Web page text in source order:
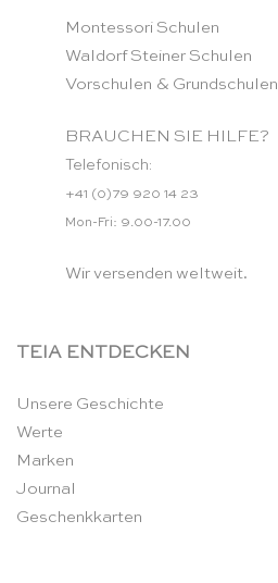
Montessori Schulen
Waldorf Steiner Schulen
Vorschulen & Grundschulen
BRAUCHEN SIE HILFE?
Telefonisch:
+41 (0)79 920 14 23
Mon-Fri: 9.00-17.00
Wir versenden weltweit.
TEIA ENTDECKEN
Unsere Geschichte
Werte
Marken
Journal
Geschenkkarten